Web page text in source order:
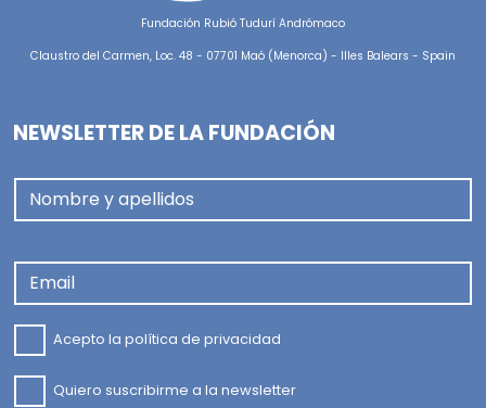
Fundación Rubió Tudurí Andrómaco
Claustro del Carmen, Loc. 48 - 07701 Maó (Menorca) - Illes Balears - Spain
NEWSLETTER DE LA FUNDACIÓN
Nombre y apellidos
Email
Acepto la política de privacidad
Quiero suscribirme a la newsletter